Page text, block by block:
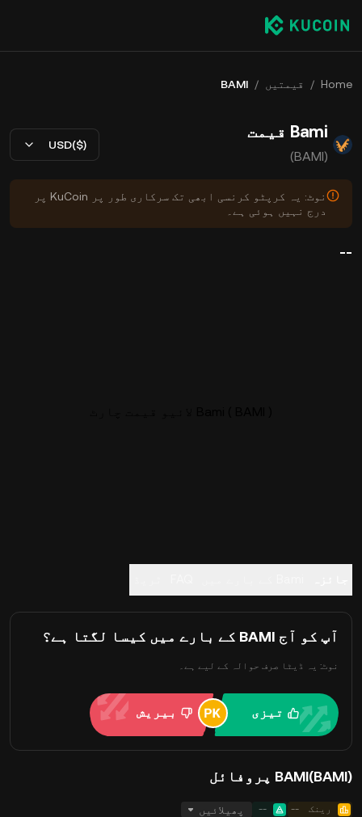
Home
/ قیمتیں /
BAMI
Bami قیمت
(BAMI)
USD($)
نوٹ: یہ کرپٹو کرنسی ابھی تک سرکاری طور پر KuCoin پر
درج نہیں ہوئی ہے۔
--
آپ کو آج BAMI کے بارے میں کیسا لگتا ہے؟
نوٹ: یہ ڈیٹا صرف حوالہ کے لیے ہے۔
تیزی بیریش
BAMI(BAMI) پروفائل
رینک --
-- پھیلائیں